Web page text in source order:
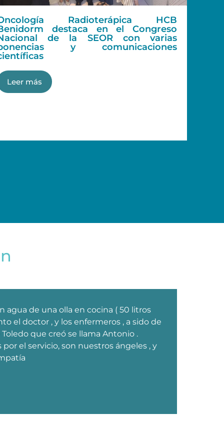
Radioterápica HCB
destaca en el Congreso
de la SEOR con varias
y comunicaciones
Leer más
agua de una olla en cocina ( 50 litros
el doctor , y los enfermeros , a sido de
Toledo que creó se llama Antonio .
por el servicio, son nuestros ángeles , y